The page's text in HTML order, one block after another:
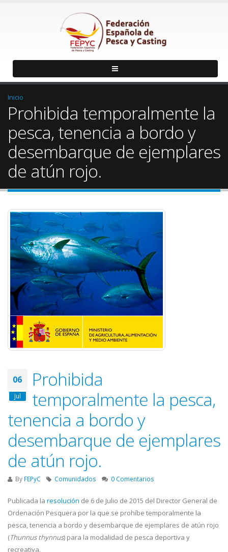
Inicio
Prohibida temporalmente la
pesca, tenencia a bordo y
desembarque de ejemplares
de atún rojo.
06
Jul
Prohibida
temporalmente la pesca,
tenencia a bordo y
desembarque de ejemplares
de atún rojo.
By FEPyC Comunidados 0 Comentarios
Publicada la resolución de 6 de Julio de 2015 del Director General de
Ordenación Pesquera por la que se prohíbe temporalmente la
pesca, tenencia a bordo y desembarque de ejemplares de atún rojo
(Thunnus thynnus) para la modalidad de pesca deportiva y
recreativa.